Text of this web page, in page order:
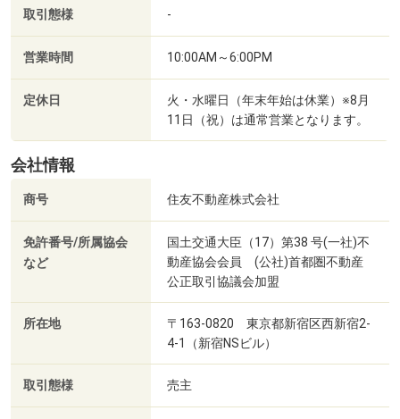
取引態様 -
営業時間 10:00AM～6:00PM
定休日
火・水曜日（年末年始は休業）※8月
11日（祝）は通常営業となります。
会社情報
商号 住友不動産株式会社
免許番号/所属協会
など
国土交通大臣（17）第38 号(一社)不
動産協会会員 (公社)首都圏不動産
公正取引協議会加盟
所在地
〒163-0820 東京都新宿区西新宿2-
4-1（新宿NSビル）
取引態様 売主